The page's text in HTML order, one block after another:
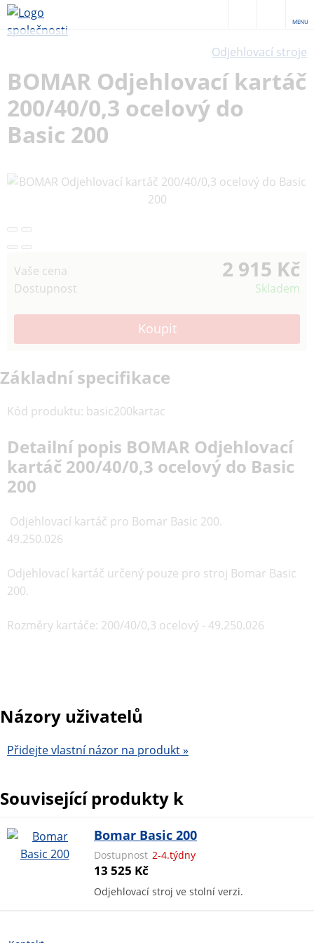
MENU
Odjehlovací stroje
BOMAR Odjehlovací kartáč
200/40/0,3 ocelový do
Basic 200
Vaše cena 2 915 Kč
Dostupnost Skladem
Základní specifikace
Kód produktu: basic200kartac
Detailní popis BOMAR Odjehlovací
kartáč 200/40/0,3 ocelový do Basic
200
Odjehlovací kartáč pro Bomar Basic 200.
49.250.026
Odjehlovací kartáč určený pouze pro stroj Bomar Basic
200.
Rozměry kartáče: 200/40/0,3 ocelový - 49.250.026
Názory uživatelů
Přidejte vlastní názor na produkt »
Související produkty k
Bomar Basic 200
Dostupnost 2-4.týdny
13 525 Kč
Odjehlovací stroj ve stolní verzi.